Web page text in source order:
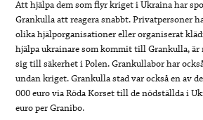
Att hjälpa dem som flyr kriget i Ukraina har
Grankulla att reagera snabbt. Privatpersoner
olika hjälporganisationer eller organiserat
hjälpa ukrainare som kommit till Grankulla,
sig till säkerhet i Polen. Grankullabor har
undan kriget. Grankulla stad var också en av
000 euro via Röda Korset till de nödställda i
euro per Granibo.